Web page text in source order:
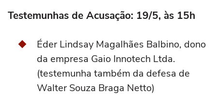
Testemunhas de Acusação: 19/5, às 15h
Éder Lindsay Magalhães Balbino, dono
da empresa Gaio Innotech Ltda.
(testemunha também da defesa de
Walter Souza Braga Netto)